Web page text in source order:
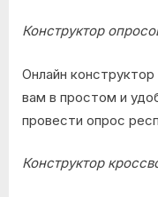
Конструктор
Онлайн
вам в простом и
провести опрос
Конструктор